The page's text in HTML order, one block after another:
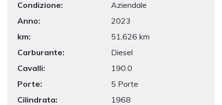
Condizione:
Aziendale
Anno:
2023
km:
51,626 km
Carburante:
Diesel
Cavalli:
190.0
Porte:
5 Porte
Cilindrata:
1968